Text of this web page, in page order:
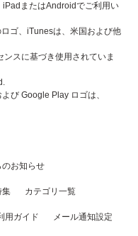
iPadまたはAndroidでご利用い
ゴ、iTunesは、米国および他
スに基づき使用されていま
び Google Play ロゴは、
お知らせ
集 カテゴリ一覧
用ガイド メール通知設定